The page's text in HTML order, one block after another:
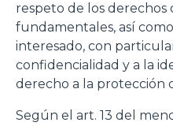
respeto de los derechos
fundamentales, así
interesado, con
confidencialidad y a la
derecho a la protección
Según el art. 13 del